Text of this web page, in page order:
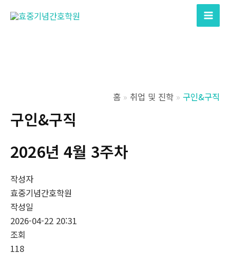
Main
홈 취업 및 진학 구인&구직
구인&구직
2026년 4월 3주차
작성자
효중기념간호학원
작성일
2026-04-22 20:31
조회
118